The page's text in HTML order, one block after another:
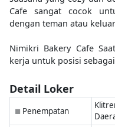
Cafe sangat cocok
dengan teman atau
Nimikri Bakery Cafe
kerja untuk posisi
Detail Loker
■ Penempatan